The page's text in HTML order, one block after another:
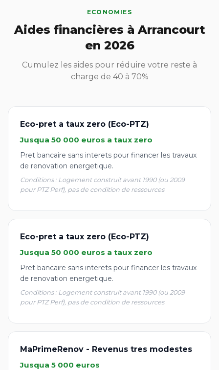
ECONOMIES
Aides financières à Arrancourt
en 2026
Cumulez les aides pour réduire votre reste à
charge de 40 à 70%
Eco-pret a taux zero (Eco-PTZ)
Jusqua 50 000 euros a taux zero
Pret bancaire sans interets pour financer les travaux
de renovation energetique.
Conditions : Logement construit avant 1990 (ou 2009
pour PTZ Perf), pas de condition de ressources
Eco-pret a taux zero (Eco-PTZ)
Jusqua 50 000 euros a taux zero
Pret bancaire sans interets pour financer les travaux
de renovation energetique.
Conditions : Logement construit avant 1990 (ou 2009
pour PTZ Perf), pas de condition de ressources
MaPrimeRenov - Revenus tres modestes
Jusqua 5 000 euros